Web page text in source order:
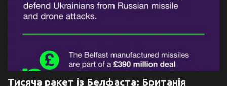
Тисяча ракет із Белфаста: Британія